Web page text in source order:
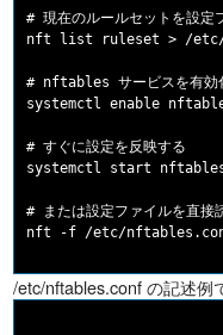
# 現在のルールセットを設定
nft list ruleset > /etc/
# nftables サービスを有効化
systemctl enable
# すぐに設定を反映する
systemctl start
# または設定ファイルを直接
/etc/nftables.conf の記述例